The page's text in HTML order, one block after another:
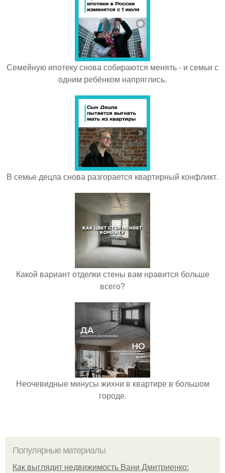
Семейную ипотеку снова собираются менять - и семьи с
одним ребёнком напряглись.
В семье децла снова разгорается квартирный конфликт.
Какой вариант отделки стены вам нравится больше
всего?
Неочевидные минусы жихни в квартире в большом
городе.
Популярные материалы
Как выглядит недвижимость Вани Дмитриенко: